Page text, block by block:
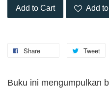
Add to Cart Add
Share Tweet
Buku ini mengumpulkan